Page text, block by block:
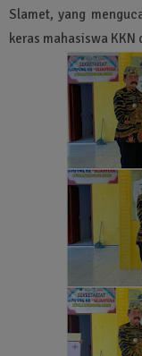
Slamet, yang
keras mahasiswa